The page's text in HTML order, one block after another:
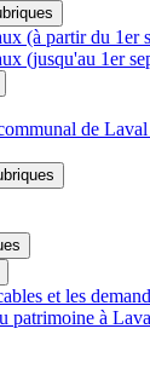
(à partir du 1er
(jusqu'au 1er
de
et les
patrimoine à